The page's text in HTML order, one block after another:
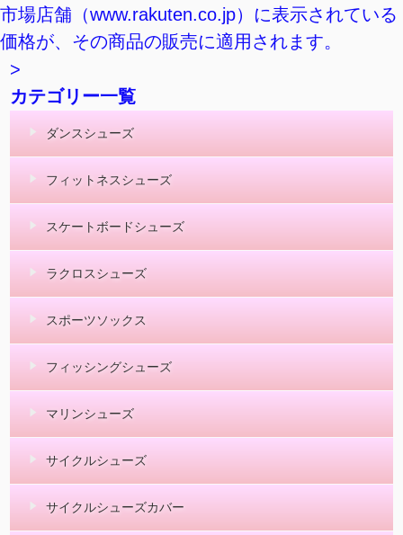
市場店舗（www.rakuten.co.jp）に表示されている
価格が、その商品の販売に適用されます。
>
カテゴリー一覧
ダンスシューズ
フィットネスシューズ
スケートボードシューズ
ラクロスシューズ
スポーツソックス
フィッシングシューズ
マリンシューズ
サイクルシューズ
サイクルシューズカバー